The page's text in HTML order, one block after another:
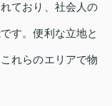
ており、社会人の
す。便利な立地と
れらのエリアで物